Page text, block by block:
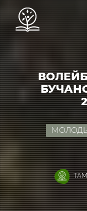
МОЛОДЬ